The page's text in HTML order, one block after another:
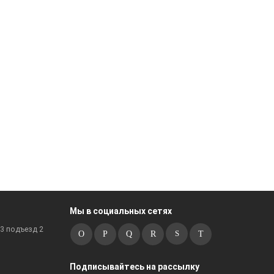
подъезд 2
Мы в социальных сетях
Подписывайтесь на рассылку